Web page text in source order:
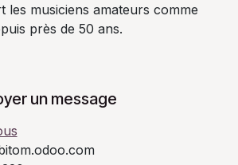
les musiciens amateurs comme
près de 50 ans.
un message